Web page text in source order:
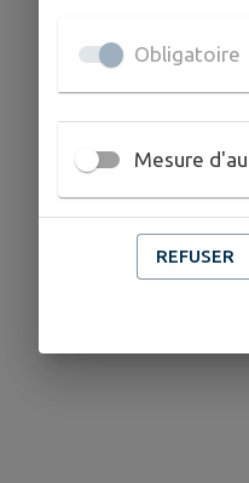
Obligatoire
Mesure
REFUSER